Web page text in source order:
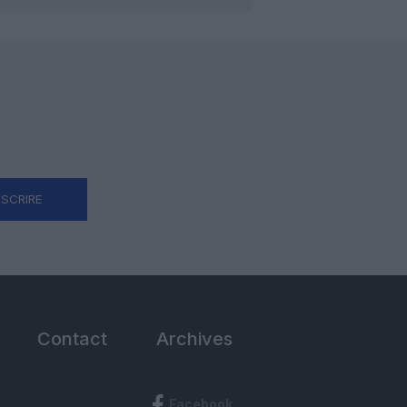
Contact Archives